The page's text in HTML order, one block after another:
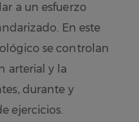
a un esfuerzo
En este
se controlan
arterial y la
durante y
ejercicios.